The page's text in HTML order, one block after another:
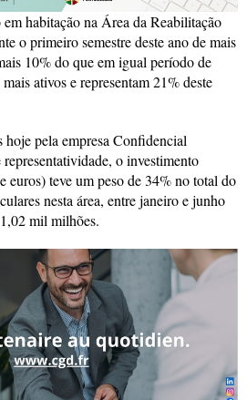
habitação na Área da Reabilitação
o primeiro semestre deste ano de mais
10% do que em igual período de
ativos e representam 21% deste
pela empresa Confidencial
o investimento
euros) teve um peso de 34% no total do
nesta área, entre janeiro e junho
mil milhões.